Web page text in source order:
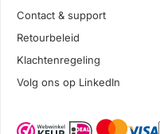
Contact & support
Retourbeleid
Klachtenregeling
Volg ons op LinkedIn